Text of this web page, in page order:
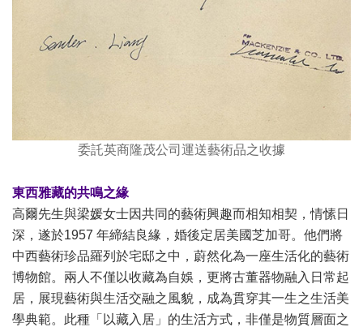
委託英商隆茂公司運送藝術品之收據
東西雅藏的共鳴之緣
高爾先生與梁媛女士因共同的藝術興趣而相知相契，情愫日
深，遂於1957 年締結良緣，婚後定居美國芝加哥。他們將
中西藝術珍品羅列於宅邸之中，蔚然化為一座生活化的藝術
博物館。兩人不僅以收藏為自娛，更將古董器物融入日常起
居，展現藝術與生活交融之風貌，成為貫穿其一生之生活美
學典範。此種「以藏入居」的生活方式，非僅是物質層面之